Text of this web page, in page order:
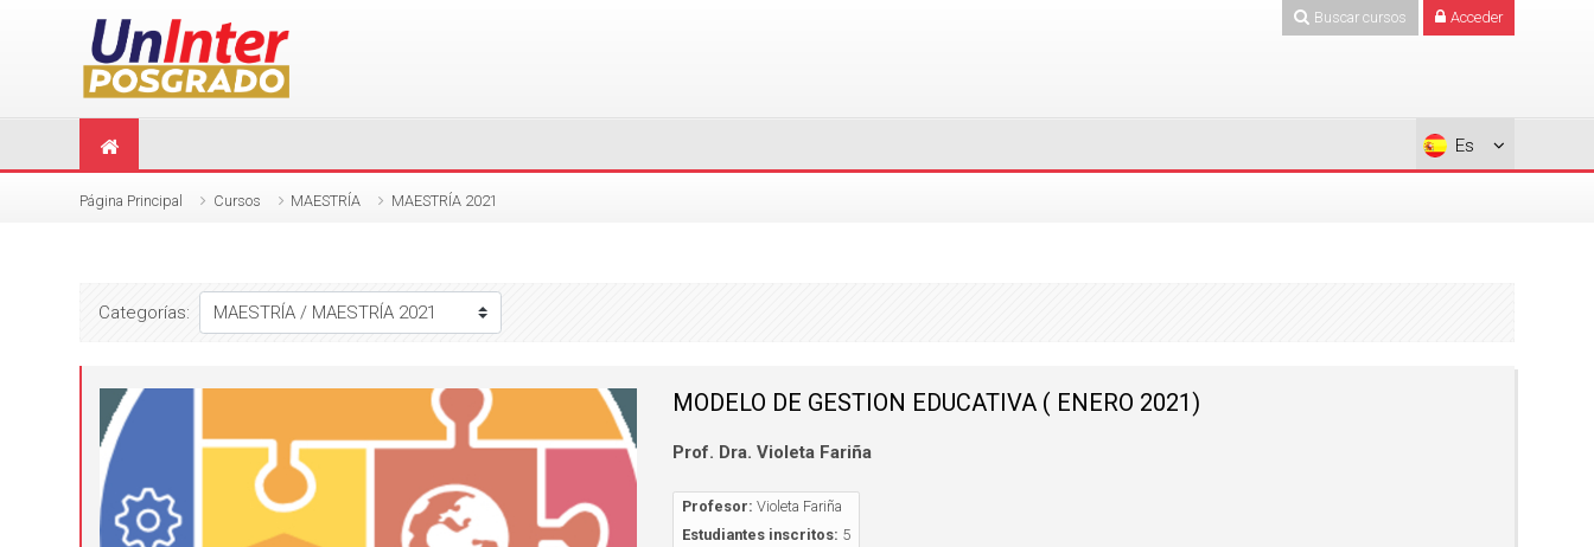
Buscar cursos Acceder
Es
Página Principal Cursos MAESTRÍA MAESTRÍA 2021
Categorías:
MODELO DE GESTION EDUCATIVA ( ENERO 2021)
Prof. Dra. Violeta Fariña
Profesor: Violeta Fariña
Estudiantes inscritos: 5